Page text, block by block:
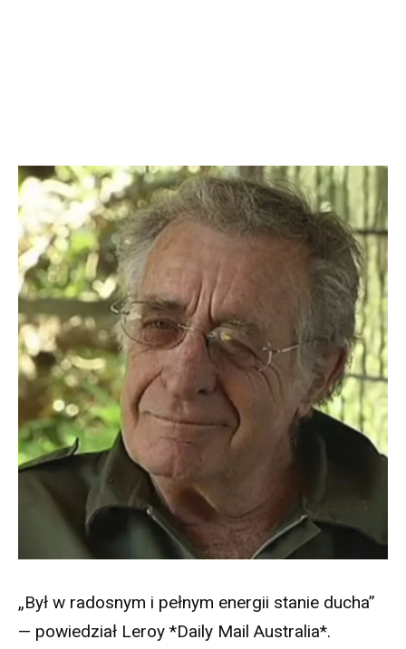
„Był w radosnym i pełnym energii stanie ducha”
— powiedział Leroy *Daily Mail Australia*.